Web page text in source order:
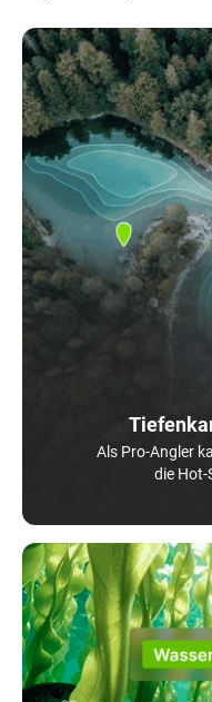
Als Pro-Angler
die Hot-